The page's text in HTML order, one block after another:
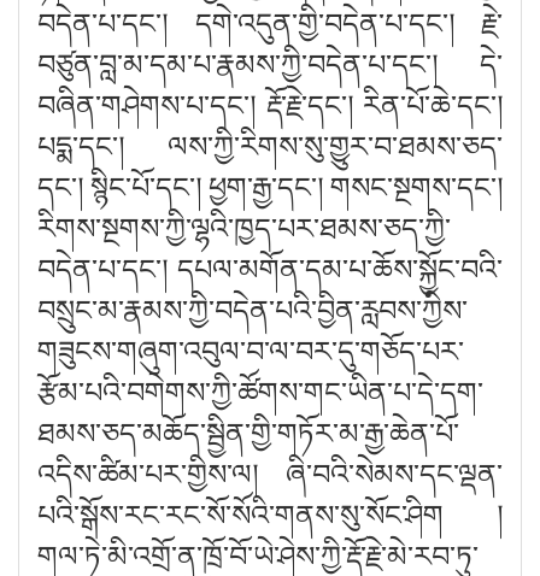
བདེན་པ་དང༌། དགེ་འདུན་གྱི་བདེན་པ་དང༌། རྗེ་
བཙུན་བླ་མ་དམ་པ་རྣམས་ཀྱི་བདེན་པ་དང༌། དེ་
བཞིན་གཤེགས་པ་དང༌། རྡོ་རྗེ་དང༌། རིན་པོ་ཆེ་དང༌།
པདྨ་དང༌། ལས་ཀྱི་རིགས་སུ་གྱུར་བ་ཐམས་ཅད་
དང༌། སྙིང་པོ་དང༌། ཕྱག་རྒྱ་དང༌། གསང་སྔགས་དང༌།
རིགས་སྔགས་ཀྱི་ལྷའི་ཁྱད་པར་ཐམས་ཅད་ཀྱི་
བདེན་པ་དང༌། དཔལ་མགོན་དམ་པ་ཆོས་སྐྱོང་བའི་
བསྲུང་མ་རྣམས་ཀྱི་བདེན་པའི་བྱིན་རླབས་ཀྱིས་
གཟུངས་གཞུག་འབུལ་བ་ལ་བར་དུ་གཅོད་པར་
རྩོམ་པའི་བགེགས་ཀྱི་ཚོགས་གང་ཡིན་པ་དེ་དག་
ཐམས་ཅད་མཆོད་སྦྱིན་གྱི་གཏོར་མ་རྒྱ་ཆེན་པོ་
འདིས་ཚིམ་པར་གྱིས་ལ། ཞི་བའི་སེམས་དང་ལྡན་
པའི་སྒོས་རང་རང་སོ་སོའི་གནས་སུ་སོང་ཤིག །
གལ་ཏེ་མི་འགྲོ་ན་ཁྲོ་བོ་ཡེ་ཤེས་ཀྱི་རྡོ་རྗེ་མེ་རབ་ཏུ་